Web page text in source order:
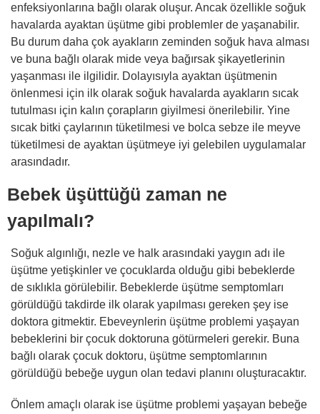
enfeksiyonlarına bağlı olarak oluşur. Ancak özellikle soğuk
havalarda ayaktan üşütme gibi problemler de yaşanabilir.
Bu durum daha çok ayakların zeminden soğuk hava alması
ve buna bağlı olarak mide veya bağırsak şikayetlerinin
yaşanması ile ilgilidir. Dolayısıyla ayaktan üşütmenin
önlenmesi için ilk olarak soğuk havalarda ayakların sıcak
tutulması için kalın çorapların giyilmesi önerilebilir. Yine
sıcak bitki çaylarının tüketilmesi ve bolca sebze ile meyve
tüketilmesi de ayaktan üşütmeye iyi gelebilen uygulamalar
arasındadır.
Bebek üşüttüğü zaman ne
yapılmalı?
Soğuk algınlığı, nezle ve halk arasındaki yaygın adı ile
üşütme yetişkinler ve çocuklarda olduğu gibi bebeklerde
de sıklıkla görülebilir. Bebeklerde üşütme semptomları
görüldüğü takdirde ilk olarak yapılması gereken şey ise
doktora gitmektir. Ebeveynlerin üşütme problemi yaşayan
bebeklerini bir çocuk doktoruna götürmeleri gerekir. Buna
bağlı olarak çocuk doktoru, üşütme semptomlarının
görüldüğü bebeğe uygun olan tedavi planını oluşturacaktır.
Önlem amaçlı olarak ise üşütme problemi yaşayan bebeğe